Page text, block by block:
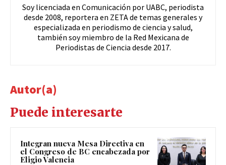
Soy licenciada en Comunicación por UABC, periodista
desde 2008, reportera en ZETA de temas generales y
especializada en periodismo de ciencia y salud,
también soy miembro de la Red Mexicana de
Periodistas de Ciencia desde 2017.
Autor(a)
Puede interesarte
Integran nueva Mesa Directiva en
el Congreso de BC encabezada por
Eligio Valencia